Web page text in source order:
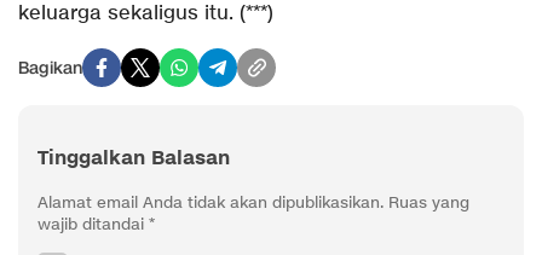
keluarga sekaligus itu. (***)
Bagikan
Tinggalkan Balasan
Alamat email Anda tidak akan dipublikasikan. Ruas yang
wajib ditandai *